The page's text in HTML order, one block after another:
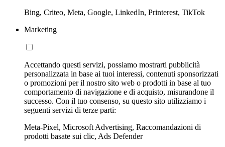
Bing, Criteo, Meta, Google, LinkedIn, Printerest, TikTok
Marketing
Accettando questi servizi, possiamo mostrarti pubblicità
personalizzata in base ai tuoi interessi, contenuti sponsorizzati
o promozioni per il nostro sito web o prodotti in base al tuo
comportamento di navigazione e di acquisto, misurandone il
successo. Con il tuo consenso, su questo sito utilizziamo i
seguenti servizi di terze parti:
Meta-Pixel, Microsoft Advertising, Raccomandazioni di
prodotti basate sui clic, Ads Defender